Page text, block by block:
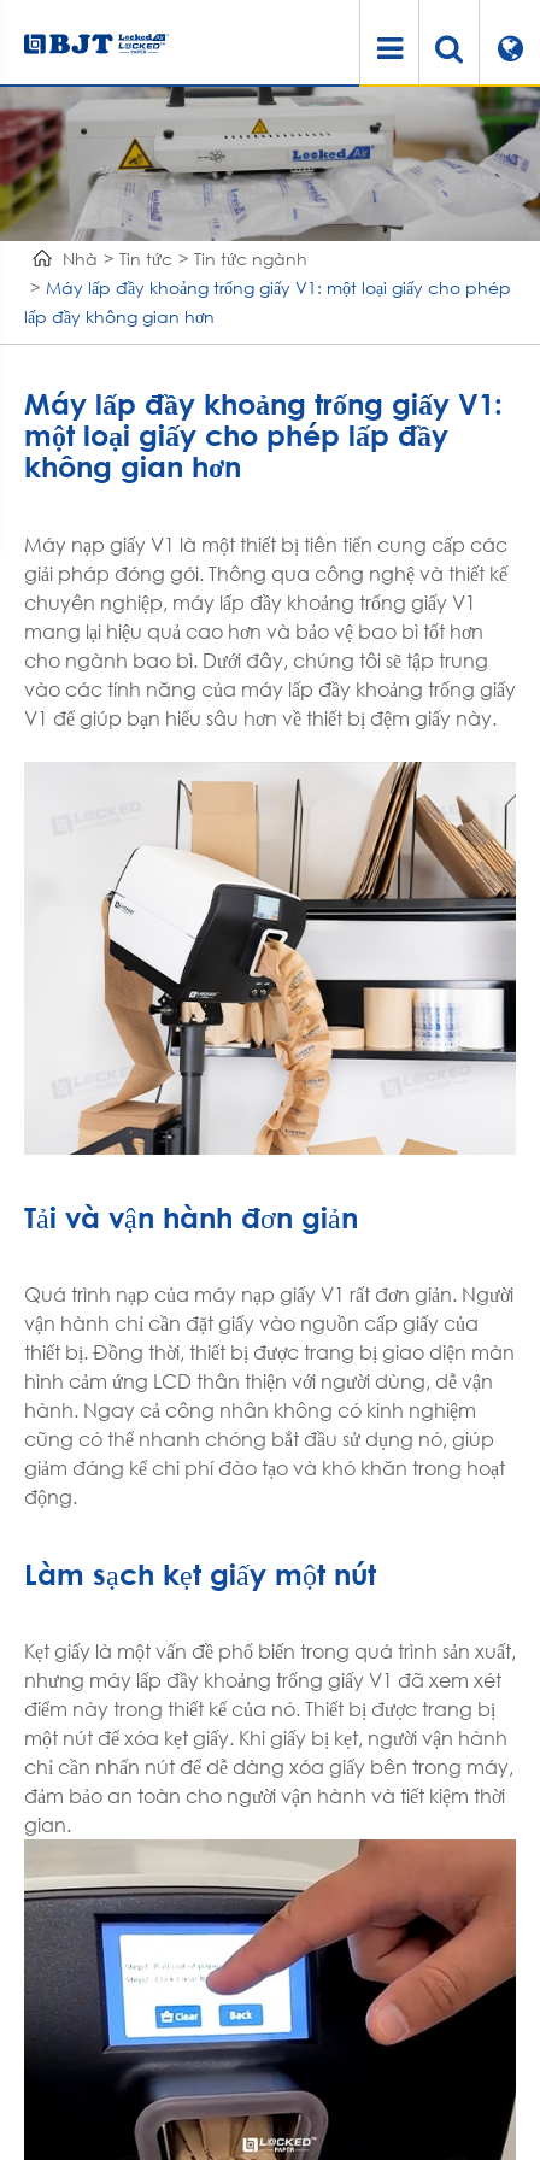
Nhà Tin tức
Tin tức ngành
Máy lấp đầy khoảng trống giấy V1: một loại giấy cho phép
lấp đầy không gian hơn
Máy lấp đầy khoảng trống giấy V1:
một loại giấy cho phép lấp đầy
không gian hơn
Máy nạp giấy V1 là một thiết bị tiên tiến cung cấp các
giải pháp đóng gói. Thông qua công nghệ và thiết kế
chuyên nghiệp, máy lấp đầy khoảng trống giấy V1
mang lại hiệu quả cao hơn và bảo vệ bao bì tốt hơn
cho ngành bao bì. Dưới đây, chúng tôi sẽ tập trung
vào các tính năng của máy lấp đầy khoảng trống giấy
V1 để giúp bạn hiểu sâu hơn về thiết bị đệm giấy này.
Tải và vận hành đơn giản
Quá trình nạp của máy nạp giấy V1 rất đơn giản. Người
vận hành chỉ cần đặt giấy vào nguồn cấp giấy của
thiết bị. Đồng thời, thiết bị được trang bị giao diện màn
hình cảm ứng LCD thân thiện với người dùng, dễ vận
hành. Ngay cả công nhân không có kinh nghiệm
cũng có thể nhanh chóng bắt đầu sử dụng nó, giúp
giảm đáng kể chi phí đào tạo và khó khăn trong hoạt
động.
Làm sạch kẹt giấy một nút
Kẹt giấy là một vấn đề phổ biến trong quá trình sản xuất,
nhưng máy lấp đầy khoảng trống giấy V1 đã xem xét
điểm này trong thiết kế của nó. Thiết bị được trang bị
một nút để xóa kẹt giấy. Khi giấy bị kẹt, người vận hành
chỉ cần nhấn nút để dễ dàng xóa giấy bên trong máy,
đảm bảo an toàn cho người vận hành và tiết kiệm thời
gian.